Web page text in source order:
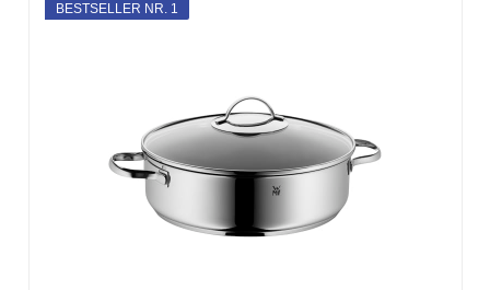
BESTSELLER NR. 1